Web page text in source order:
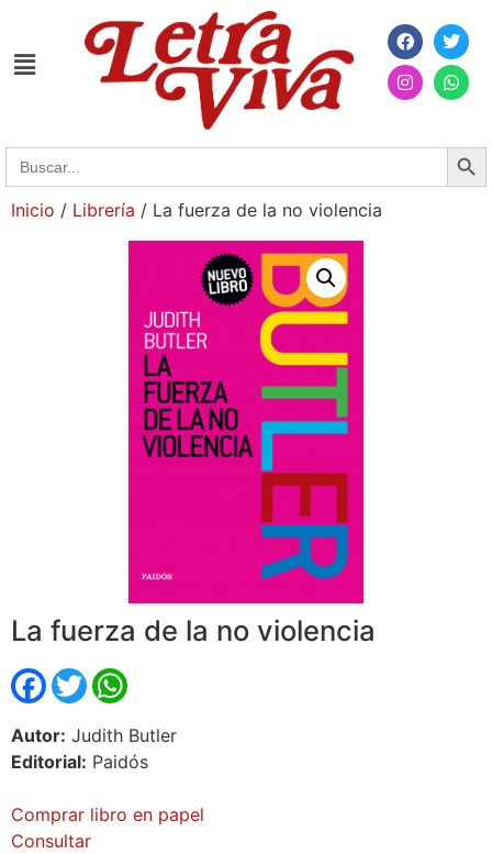
Search
for:
Inicio / Librería / La fuerza de la no violencia
La fuerza de la no violencia
Facebook
Twitter
Autor: Judith Butler
Editorial: Paidós
Comprar libro en papel
Consultar